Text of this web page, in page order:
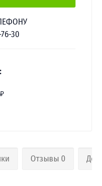
30
₽
Отзывы 0